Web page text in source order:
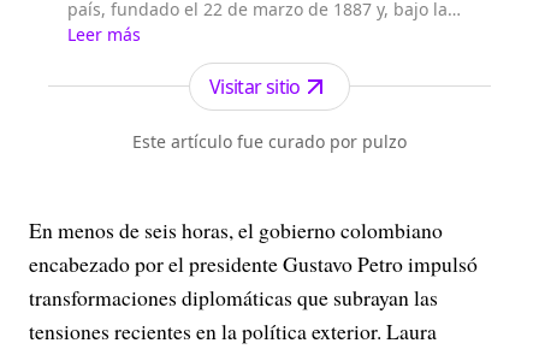
país, fundado el 22 de marzo de 1887 y, bajo la
dirección de Fidel Cano, es considerado uno de
los periódicos más serios y profesionales por su
independencia, credibilidad y objetividad.
Leer más
Visitar sitio
Este artículo fue curado por pulzo
En menos de seis horas, el gobierno colombiano
encabezado por el presidente Gustavo Petro impulsó
transformaciones diplomáticas que subrayan las
tensiones recientes en la política exterior. Laura